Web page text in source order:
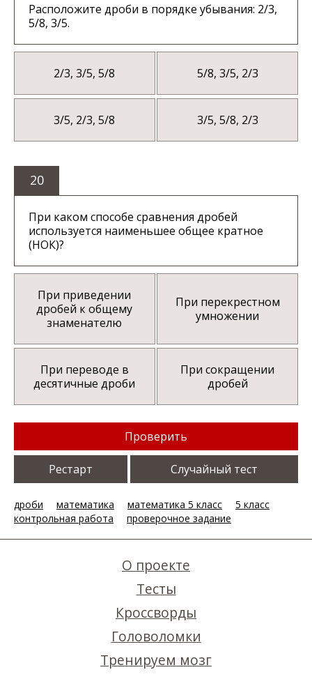
Расположите дроби в порядке убывания: 2/3,
5/8, 3/5.
2/3, 3/5, 5/8 5/8, 3/5, 2/3
3/5, 2/3, 5/8 3/5, 5/8, 2/3
20
При каком способе сравнения дробей
используется наименьшее общее кратное
(НОК)?
При приведении
дробей к общему
знаменателю
При перекрестном
умножении
При переводе в
десятичные дроби
При сокращении
дробей
Проверить
Рестарт Случайный тест
дроби математика математика 5 класс
5 класс
контрольная работа
проверочное задание
О проекте
Тесты
Кроссворды
Головоломки
Тренируем мозг